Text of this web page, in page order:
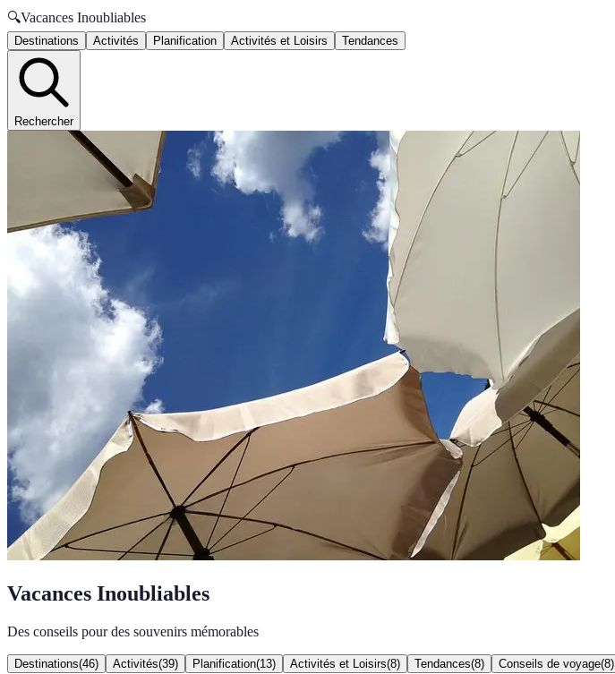
🔍Vacances Inoubliables
Destinations Activités Planification Activités et Loisirs Tendances
Rechercher
Vacances Inoubliables
Des conseils pour des souvenirs mémorables
Destinations(46) Activités(39) Planification(13) Activités et Loisirs(8) Tendances(8) Conseils de voyage(8)